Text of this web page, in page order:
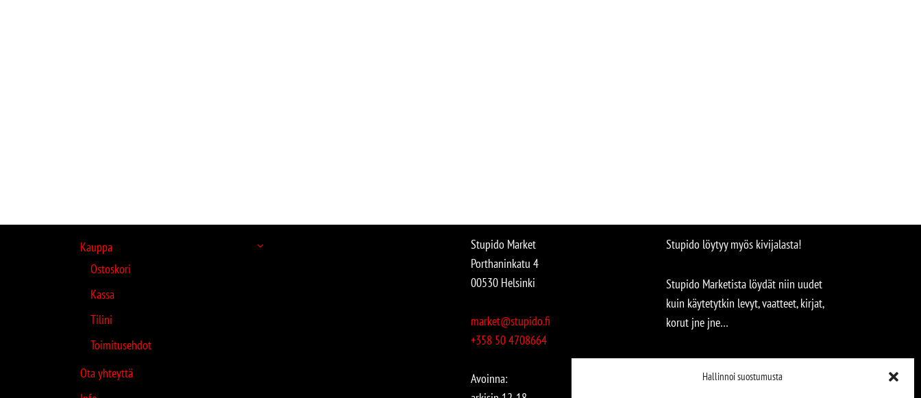
Hallinnoi suostumusta
Kauppa
Ostoskori
Kassa
Tilini
Toimitusehdot
Ota yhteyttä
Stupido Market
Porthaninkatu 4
00530 Helsinki
market@stupido.fi
+358 50 4708664
Avoinna:
Stupido löytyy myös kivijalasta!
Stupido Marketista löydät niin uudet
kuin käytetytkin levyt, vaatteet, kirjat,
korut jne jne…